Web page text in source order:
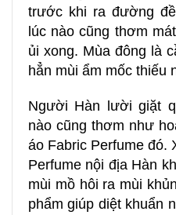
trước khi ra đường
lúc nào cũng thơm
ủi xong. Mùa đông là
hẳn mùi ẩm mốc thiếu
Người Hàn lười giặt
nào cũng thơm như
áo Fabric Perfume đó.
Perfume nội địa Hàn
mùi mồ hôi ra mùi
phẩm giúp diệt khuẩn